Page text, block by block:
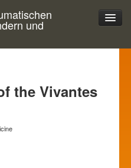
und
the Vivantes